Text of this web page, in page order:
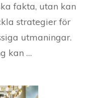
fakta, utan kan
strategier för
utmaningar.
kan …